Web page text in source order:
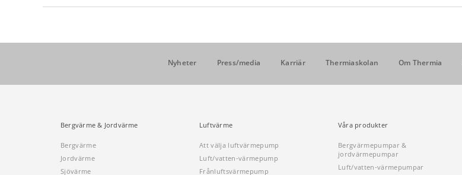
Nyheter Press/media Karriär Thermiaskolan Om Thermia
Bergvärme & Jordvärme
Bergvärme
Jordvärme
Sjövärme
Luftvärme
Att välja luftvärmepump
Luft/vatten-värmepump
Frånluftsvärmepump
Våra produkter
Bergvärmepumpar &
jordvärmepumpar
Luft/vatten-värmepumpar